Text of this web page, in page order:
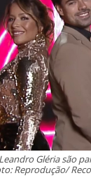
Gléria são
Reprodução/